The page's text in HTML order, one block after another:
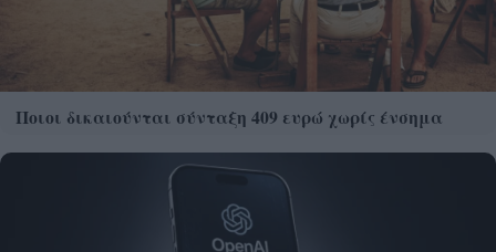
Ποιοι δικαιούνται σύνταξη 409 ευρώ χωρίς ένσημα